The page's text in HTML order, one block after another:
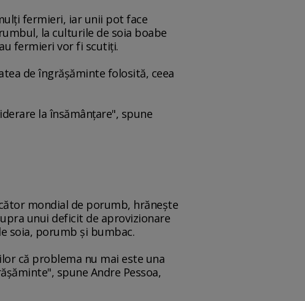
fermieri, iar unii pot face
la culturile de soia boabe
fermieri vor fi scutiţi.
de îngrăşăminte folosită, ceea
la însămânţare", spune
mondial de porumb, hrăneşte
unui deficit de aprovizionare
soia, porumb şi bumbac.
că problema nu mai este una
spune Andre Pessoa,